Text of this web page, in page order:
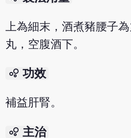
上為細末，酒煮豬腰子
丸，空腹酒下。
bubble_chart 功效
補益肝腎。
bubble_chart 主治